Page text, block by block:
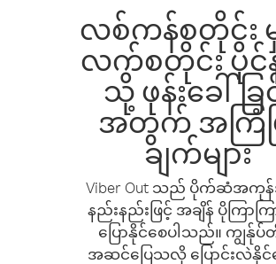
လစ်ကန်စတိုင်း မှ
လက်စတိုင်း ပို
သို့ ဖုန်းခေါ်ခြ
အတွက် အကြံ
ချက်များ
Viber Out သည် ပိုက်ဆံအကု
နည်းနည်းဖြင့် အချိန် ပိုကြာကြ
ပြောနိုင်စေပါသည်။ ကျွန်ု
အဆင်ပြေသလို ပြောင်းလဲနိုင်